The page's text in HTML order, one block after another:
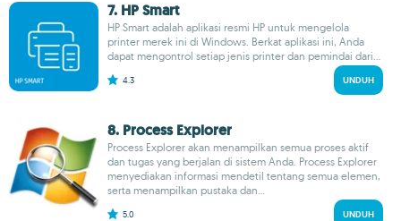
7. HP Smart
HP Smart adalah aplikasi resmi HP untuk mengelola
printer merek ini di Windows. Berkat aplikasi ini, Anda
dapat mengontrol setiap jenis printer dan pemindai dari...
4.3 UNDUH
8. Process Explorer
Process Explorer akan menampilkan semua proses aktif
dan tugas yang berjalan di sistem Anda. Process Explorer
menyediakan informasi mendetil tentang semua elemen,
serta menampilkan pustaka dan...
5.0 UNDUH